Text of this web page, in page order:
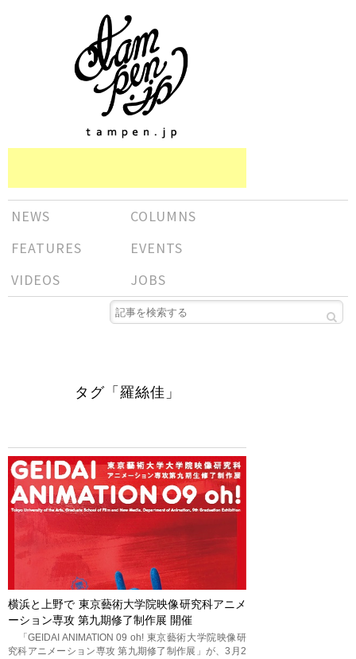
NEWS
COLUMNS
FEATURES
EVENTS
VIDEOS
JOBS
タグ「羅絲佳」
横浜と上野で 東京藝術大学院映像研究科アニメ
ーション専攻 第九期修了制作展 開催
「GEIDAI ANIMATION 09 oh! 東京藝術大学院映像研
究科アニメーション専攻 第九期修了制作展」が、3月2